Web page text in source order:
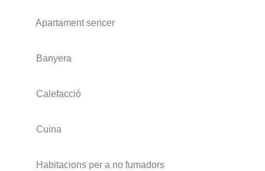
Apartament sencer
Banyera
Calefacció
Cuina
Habitacions per a no fumadors